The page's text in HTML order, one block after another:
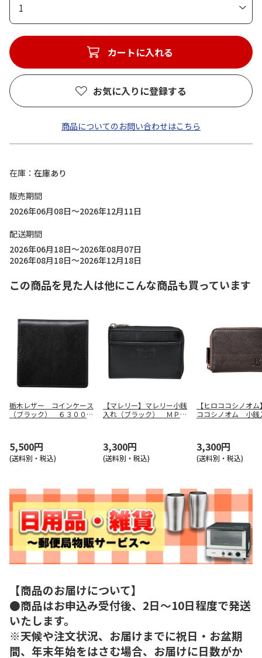
1
カートに入れる
お気に入りに登録する
商品についてのお問い合わせはこちら
在庫
在庫あり
販売期間
2026年06月08日～2026年12月11日
配送期間
2026年06月18日～2026年08月07日
2026年08月18日～2026年12月18日
この商品を見た人は他にこんな商品も買っています
栃木レザー コインケース
（ブラック） ６３０００
5,500円
(送料別・税込)
【マレリー】マレリー小銭
入れ（ブラック） ＭＰＣ
3,300円
(送料別・税込)
【ヒロココシノオ
ココシノオム 小銭
3,300円
(送料別・税込)
【商品のお届けについて】
●商品はお申込み受付後、2日～10日程度で発送
いたします。
※天候や注文状況、お届けまでに祝日・お盆期
間、年末年始をはさむ場合、お届けに日数がか